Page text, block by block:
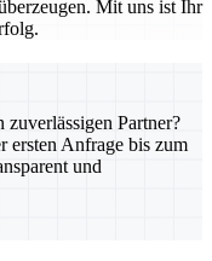
Mit uns ist Ihr
zuverlässigen Partner?
ersten Anfrage bis zum
und